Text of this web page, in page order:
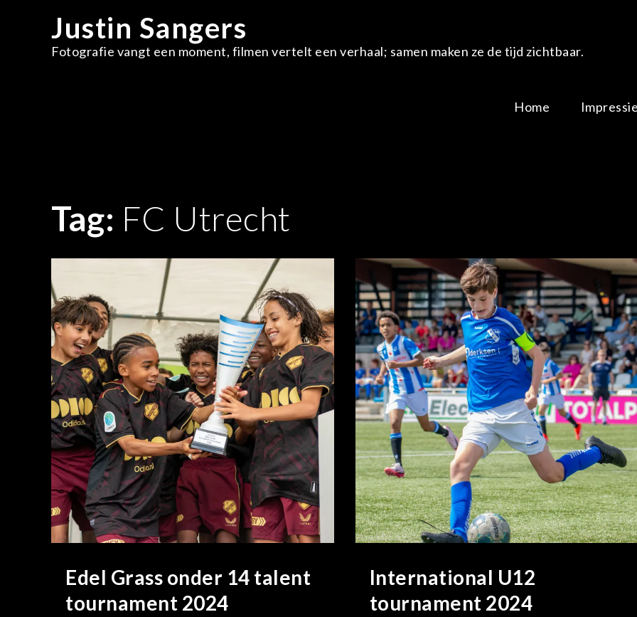
Justin Sangers
Fotografie vangt een moment, filmen vertelt een verhaal; samen maken ze de tijd zichtbaar.
Home
Tag: FC Utrecht
Edel Grass onder 14 talent
tournament 2024
International U12
tournament 2024